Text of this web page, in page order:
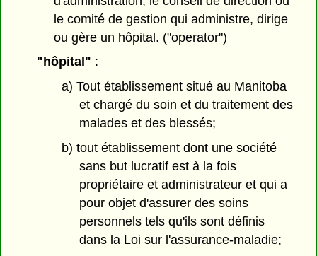
le comité de gestion qui administre, dirige
ou gère un hôpital. ("operator")
"hôpital" :
a) Tout établissement situé au Manitoba
et chargé du soin et du traitement des
malades et des blessés;
b) tout établissement dont une société
sans but lucratif est à la fois
propriétaire et administrateur et qui a
pour objet d'assurer des soins
personnels tels qu'ils sont définis
dans la Loi sur l'assurance-maladie;